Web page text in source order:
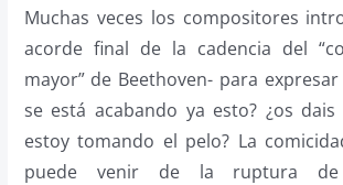
Muchas veces los compositores
acorde final de la cadencia del
mayor” de Beethoven- para
se está acabando ya esto? ¿os
estoy tomando el pelo? La
puede venir de la ruptura de